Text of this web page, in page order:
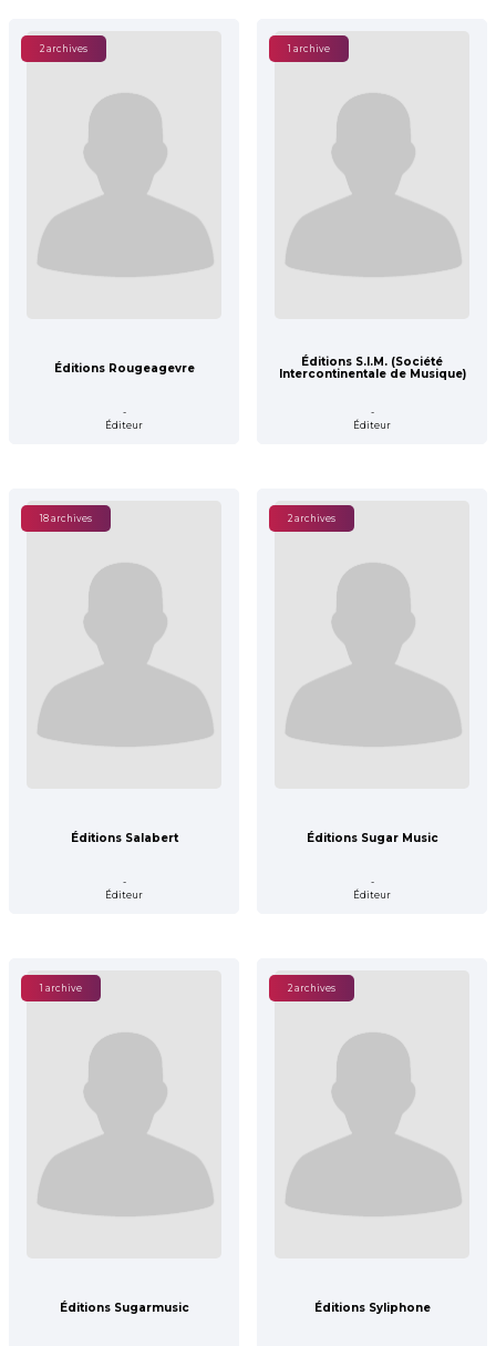
2 archives
Éditions Rougeagevre
-
Éditeur
1 archive
Éditions S.I.M. (Société
Intercontinentale de Musique)
-
Éditeur
18 archives
Éditions Salabert
-
Éditeur
2 archives
Éditions Sugar Music
-
Éditeur
1 archive
Éditions Sugarmusic
2 archives
Éditions Syliphone